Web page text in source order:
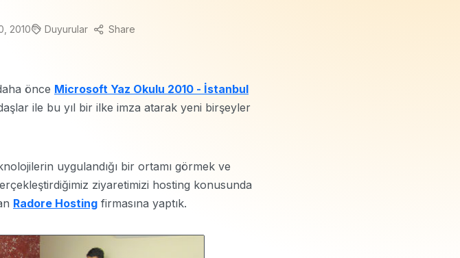
2010 Duyurular Share
önce Microsoft Yaz Okulu 2010 - İstanbul
ile bu yıl bir ilke imza atarak yeni birşeyler
uygulandığı bir ortamı görmek ve
ziyaretimizi hosting konusunda
Radore Hosting firmasına yaptık.